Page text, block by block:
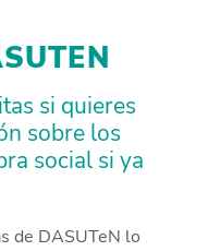
si quieres
sobre los
social si ya
de DASUTeN lo